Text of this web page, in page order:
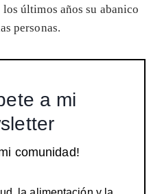
últimos años su abanico
personas.
a mi
comunidad!